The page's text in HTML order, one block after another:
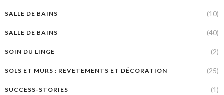
SALLE DE BAINS (10)
SALLE DE BAINS (40)
SOIN DU LINGE (2)
SOLS ET MURS : REVÊTEMENTS ET DÉCORATION (25)
SUCCESS-STORIES (1)